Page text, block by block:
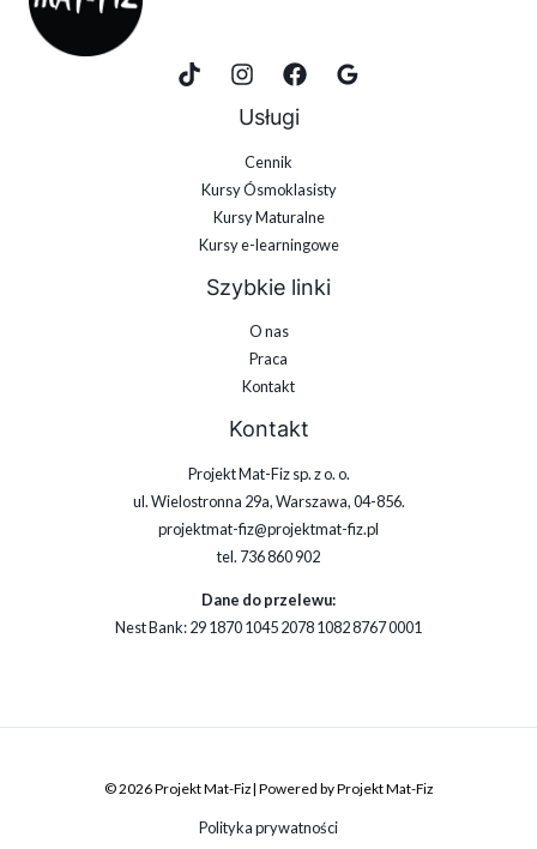
Usługi
Cennik
Kursy Ósmoklasisty
Kursy Maturalne
Kursy e-learningowe
Szybkie linki
O nas
Praca
Kontakt
Kontakt
Projekt Mat-Fiz sp. z o. o.
ul. Wielostronna 29a, Warszawa, 04-856.
projektmat-fiz@projektmat-fiz.pl
tel. 736 860 902
Dane do przelewu:
Nest Bank: 29 1870 1045 2078 1082 8767 0001
© 2026 Projekt Mat-Fiz | Powered by Projekt Mat-Fiz
Polityka prywatności